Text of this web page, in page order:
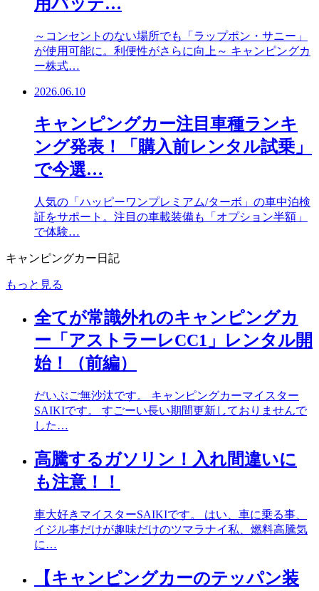
～コンセントのない場所でも「ラップポン・サニー」
が使用可能に。利便性がさらに向上～ キャンピングカ
ー株式…
2026.06.10
キャンピングカー注目車種ランキ
ング発表！「購入前レンタル試乗」
で今選…
人気の「ハッピーワンプレミアム/ターボ」の車中泊検
証をサポート。注目の車載装備も「オプション半額」
で体験…
キャンピングカー日記
もっと見る
全てが常識外れのキャンピングカ
ー「アストラーレCC1」レンタル開
始！（前編）
だいぶご無沙汰です。 キャンピングカーマイスター
SAIKIです。 すごーい長い期間更新しておりませんで
した…
高騰するガソリン！入れ間違いに
も注意！！
車大好きマイスターSAIKIです。 はい、車に乗る事、
イジル事だけが趣味だけのツマラナイ私、燃料高騰気
に…
【キャンピングカーのテッパン装